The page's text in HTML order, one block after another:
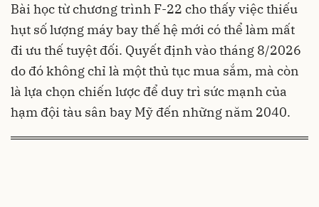
Bài học từ chương trình F-22 cho thấy việc thiếu
hụt số lượng máy bay thế hệ mới có thể làm mất
đi ưu thế tuyệt đối. Quyết định vào tháng 8/2026
do đó không chỉ là một thủ tục mua sắm, mà còn
là lựa chọn chiến lược để duy trì sức mạnh của
hạm đội tàu sân bay Mỹ đến những năm 2040.